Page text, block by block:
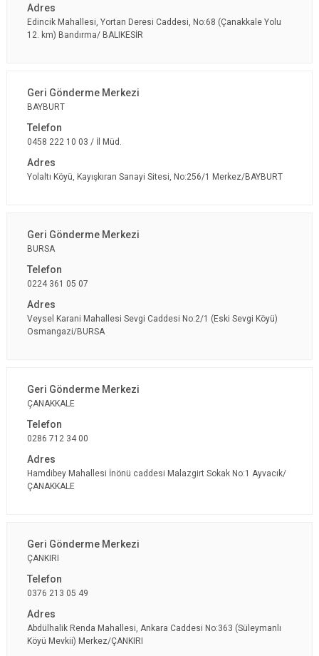
Edincik Mahallesi, Yortan Deresi Caddesi, No:68 (Çanakkale Yolu
12. km) Bandırma/ BALIKESİR
BAYBURT
0458 222 10 03 / İl Müd.
Yolaltı Köyü, Kayışkıran Sanayi Sitesi, No:256/1 Merkez/BAYBURT
BURSA
0224 361 05 07
Veysel Karani Mahallesi Sevgi Caddesi No:2/1 (Eski Sevgi Köyü)
Osmangazi/BURSA
ÇANAKKALE
0286 712 34 00
Hamdibey Mahallesi İnönü caddesi Malazgirt Sokak No:1 Ayvacık/
ÇANAKKALE
ÇANKIRI
0376 213 05 49
Abdülhalik Renda Mahallesi, Ankara Caddesi No:363 (Süleymanlı
Köyü Mevkii) Merkez/ÇANKIRI